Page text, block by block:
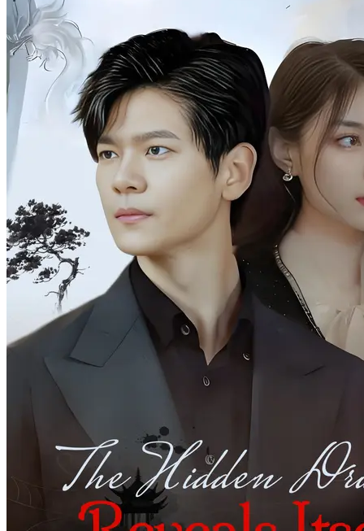
Peramal dan Cinta Tersembunyi
78 Episodes
Peramal dan Cinta Tersembunyi
Identitas TersembunyiRomansa Romansa Fantasi
Rahasia Tersembunyi Tuan Besar
55 Episodes
Rahasia Tersembunyi Tuan Besar
Bayi LucuRomansa Romansa Urban
Demi Keluarga Tersembunyi
86 Episodes
Demi Keluarga Tersembunyi
Pemeran Utama Pria Fantasi perkotaan